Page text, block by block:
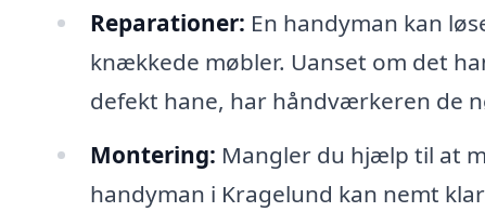
Reparationer: En handyman kan
knækkede møbler. Uanset om det
defekt hane, har håndværkeren de
Montering: Mangler du hjælp til at
handyman i Kragelund kan nemt